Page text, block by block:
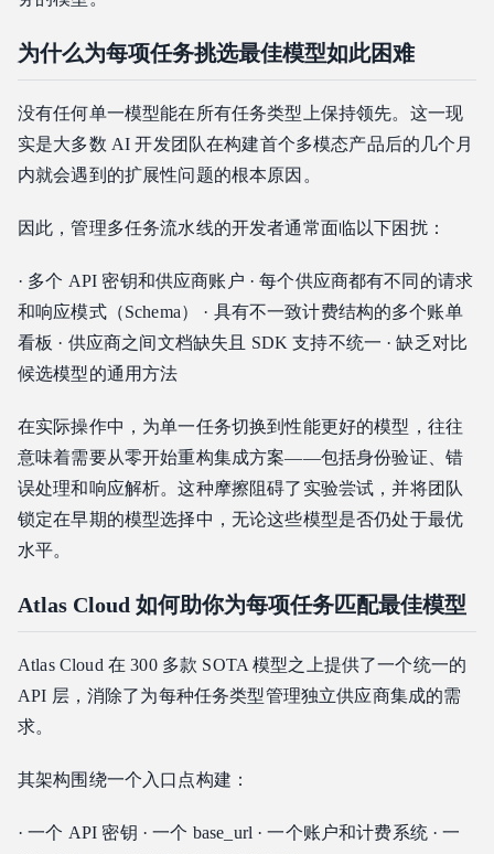
为什么为每项任务挑选最佳模型如此困难
没有任何单一模型能在所有任务类型上保持领先。这一现
实是大多数 AI 开发团队在构建首个多模态产品后的几个月
内就会遇到的扩展性问题的根本原因。
因此，管理多任务流水线的开发者通常面临以下困扰：
· 多个 API 密钥和供应商账户 · 每个供应商都有不同的请求
和响应模式（Schema） · 具有不一致计费结构的多个账单
看板 · 供应商之间文档缺失且 SDK 支持不统一 · 缺乏对比
候选模型的通用方法
在实际操作中，为单一任务切换到性能更好的模型，往往
意味着需要从零开始重构集成方案——包括身份验证、错
误处理和响应解析。这种摩擦阻碍了实验尝试，并将团队
锁定在早期的模型选择中，无论这些模型是否仍处于最优
水平。
Atlas Cloud 如何助你为每项任务匹配最佳模型
Atlas Cloud 在 300 多款 SOTA 模型之上提供了一个统一的
API 层，消除了为每种任务类型管理独立供应商集成的需
求。
其架构围绕一个入口点构建：
· 一个 API 密钥 · 一个 base_url · 一个账户和计费系统 · 一